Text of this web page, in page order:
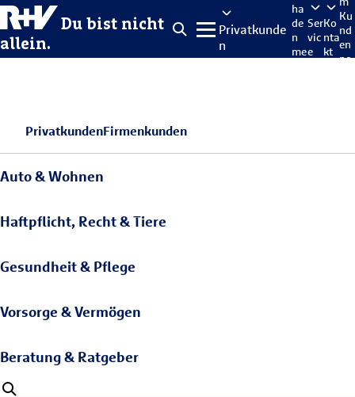
Du bist nicht
allein.
Privatkunde
n
ha
de
n
me
Ser
vic
e
Ko
nta
kt
Ku
nd
en
po
PrivatkundenFirmenkunden
Auto & Wohnen
Haftpflicht, Recht & Tiere
Gesundheit & Pflege
Vorsorge & Vermögen
Beratung & Ratgeber